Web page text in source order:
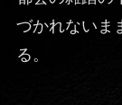
づかれないま
る。